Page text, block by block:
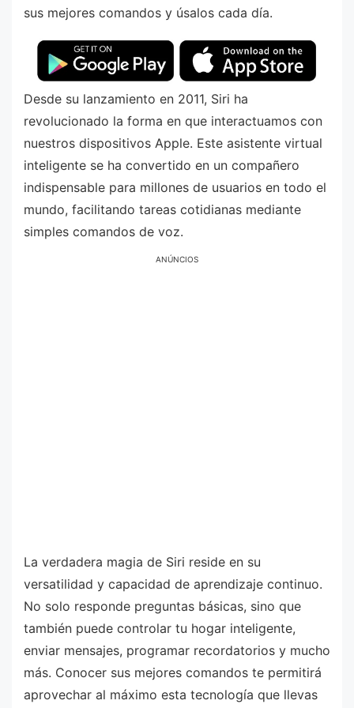
sus mejores comandos y úsalos cada día.
Desde su lanzamiento en 2011, Siri ha
revolucionado la forma en que interactuamos con
nuestros dispositivos Apple. Este asistente virtual
inteligente se ha convertido en un compañero
indispensable para millones de usuarios en todo el
mundo, facilitando tareas cotidianas mediante
simples comandos de voz.
ANÚNCIOS
La verdadera magia de Siri reside en su
versatilidad y capacidad de aprendizaje continuo.
No solo responde preguntas básicas, sino que
también puede controlar tu hogar inteligente,
enviar mensajes, programar recordatorios y mucho
más. Conocer sus mejores comandos te permitirá
aprovechar al máximo esta tecnología que llevas